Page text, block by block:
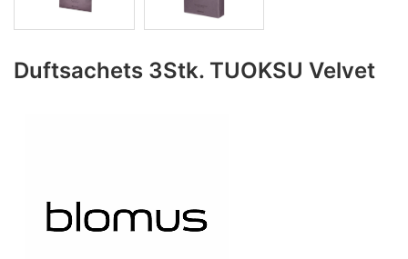
Duftsachets 3Stk. TUOKSU Velvet